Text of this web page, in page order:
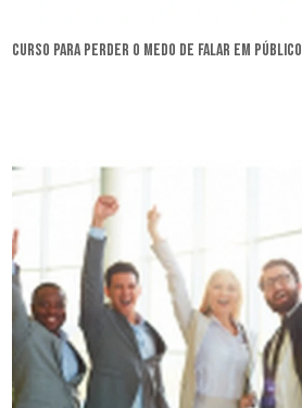
curso para perder o medo de falar em público